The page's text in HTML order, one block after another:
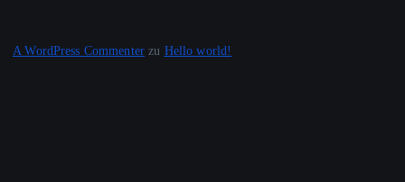
A WordPress Commenter zu Hello world!